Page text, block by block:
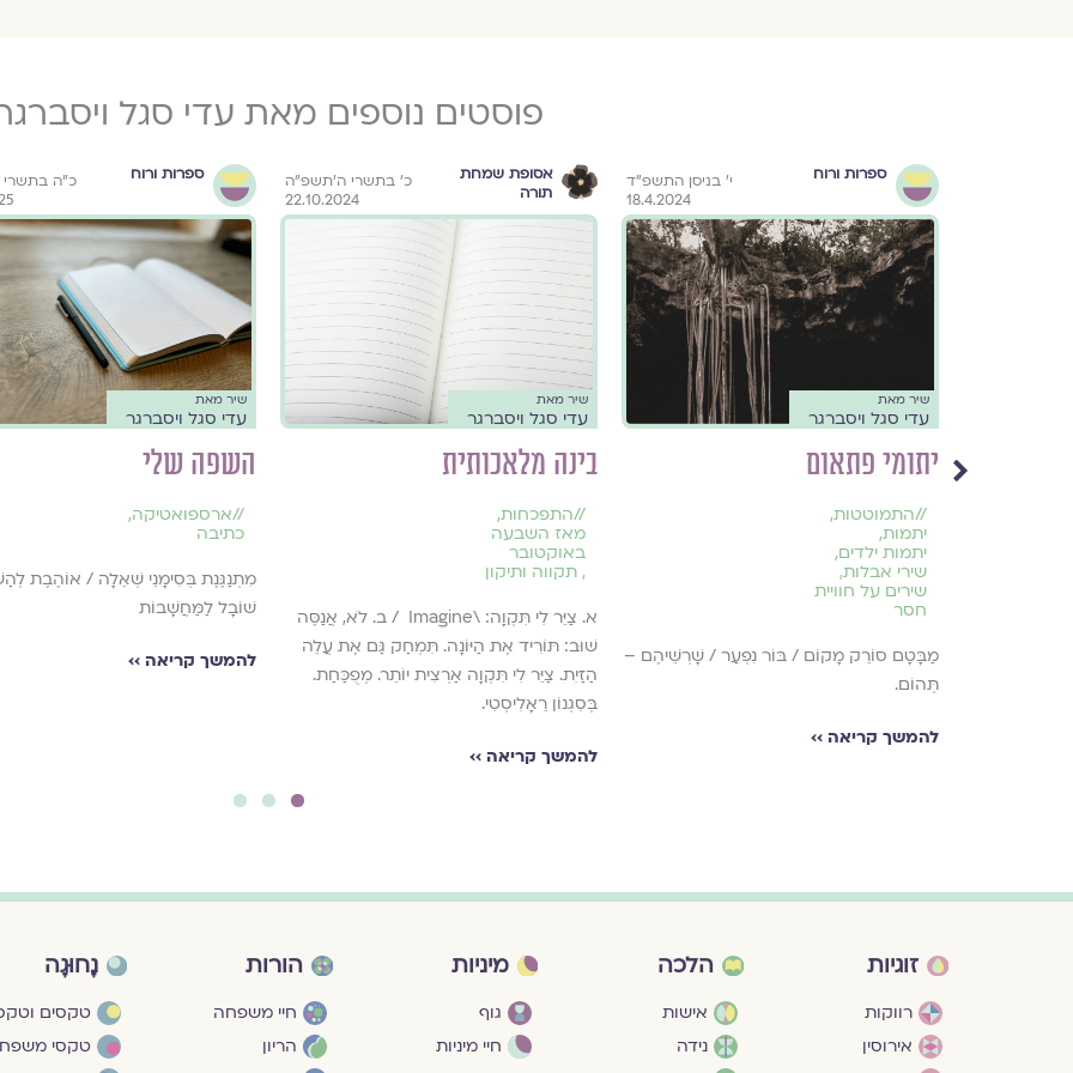
פוסטים נוספים מאת עדי סגל
ספרות ורוח
י׳ בניסן התשפ״ד
18.4.2024
שיר מאת
עדי סגל ויסברגר
יתומי פתאום
//התמוטטות,
יתמות,
יתמות ילדים,
שירי אבלות,
שירים על חוויית
חסר
מַבָּטָם סוֹרֵק מָקוֹם / בּוֹר נִפְעַר / שָׁרְשֵׁיהֶם –
תְּהוֹם.
להמשך קריאה ››
אסופת שמחת
תורה
כ׳ בתשרי ה׳תשפ״ה
22.10.2024
שיר מאת
עדי סגל ויסברגר
בינה מלאכותית
//התפכחות,
מאז השבעה
באוקטובר
, תקווה ותיקון
א. צַיֵּר לִי תִּקְוָה: \Imagine / ב. לֹא, אֲנַסֶּה
שׁוּב: תּוֹרִיד אֶת הַיּוֹנָה. תִּמְחַק גַּם אֶת עֲלֵה
הַזַּיִת. צַיֵּר לִי תִּקְוָה אַרְצִית יוֹתֵר. מְפֻכַּחַת.
בְּסִגְנוֹן רֵאָלִיסְטִי.
להמשך קריאה ››
ספרות ורוח
כ״ה בתשרי
שיר מאת
עדי סגל ויסברגר
השפה שלי
//ארספואטיקה,
כתיבה
מִתְנַגֶּנֶת בְּסִימָנֵי שְׁאֵלָה / אוֹהֶבֶת
שׁוֹבָל לַמַּחֲשָׁבוֹת
להמשך קריאה ››
1
זוגיות
רווקות
אירוסין
הלכה
אישות
נידה
מיניות
גוף
חיי מיניות
הורות
חיי משפחה
הריון
נָחוּגָה
טקסים
טקסי